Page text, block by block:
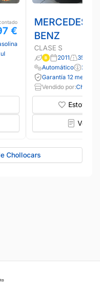
€
MERCEDES-
BENZ
CLASE S
2011
Automático
258
Garantía 12 meses
Vendido por:
Estoy
Ver
Chollocars